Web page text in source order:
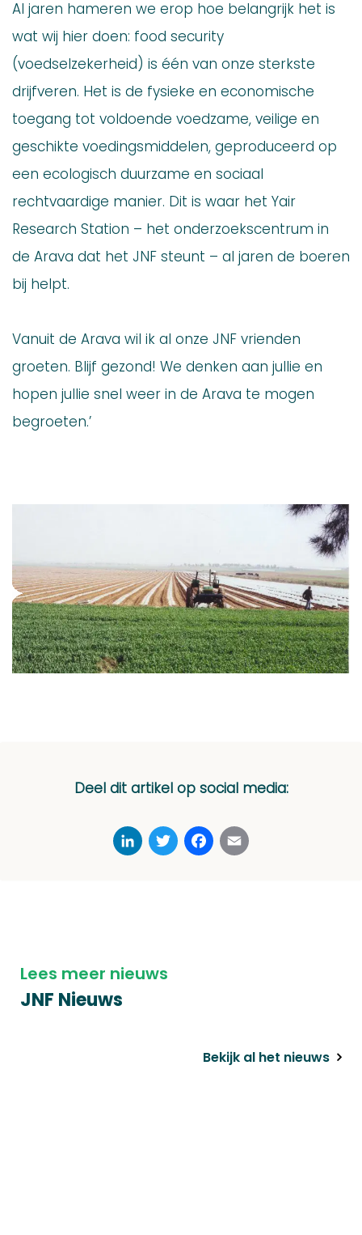
Al jaren hameren we erop hoe belangrijk het is
wat wij hier doen: food security
(voedselzekerheid) is één van onze sterkste
drijfveren. Het is de fysieke en economische
toegang tot voldoende voedzame, veilige en
geschikte voedingsmiddelen, geproduceerd op
een ecologisch duurzame en sociaal
rechtvaardige manier. Dit is waar het Yair
Research Station – het onderzoekscentrum in
de Arava dat het JNF steunt – al jaren de boeren
bij helpt.
Vanuit de Arava wil ik al onze JNF vrienden
groeten. Blijf gezond! We denken aan jullie en
hopen jullie snel weer in de Arava te mogen
begroeten.’
Deel dit artikel op social media:
LinkedInTwitterFacebook
Lees meer nieuws
JNF Nieuws
Bekijk al het nieuws